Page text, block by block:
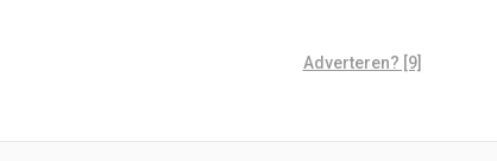
Adverteren? [9]